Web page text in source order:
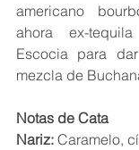
americano
ahora ex-
Escocia para
mezcla de
Notas de Cata
Nariz: Caramelo,